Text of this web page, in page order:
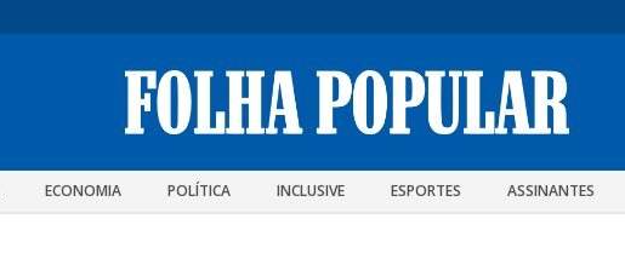
ECONOMIA POLÍTICA INCLUSIVE ESPORTES ASSINANTES